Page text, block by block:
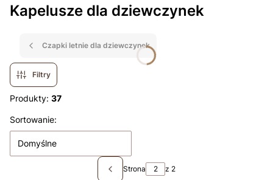
Kapelusze dla dziewczynek
Czapki letnie dla dziewczynek
Filtry
Produkty: 37
Lista produktów
Sortowanie:
Domyślne
Poprzednie produkty
Strona z 2